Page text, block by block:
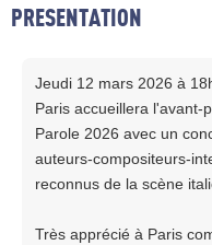
PRESENTATION
Jeudi 12 mars 2026 à
Paris accueillera l'avant-
Parole 2026 avec un
auteurs-compositeurs-
reconnus de la scène
Très apprécié à Paris